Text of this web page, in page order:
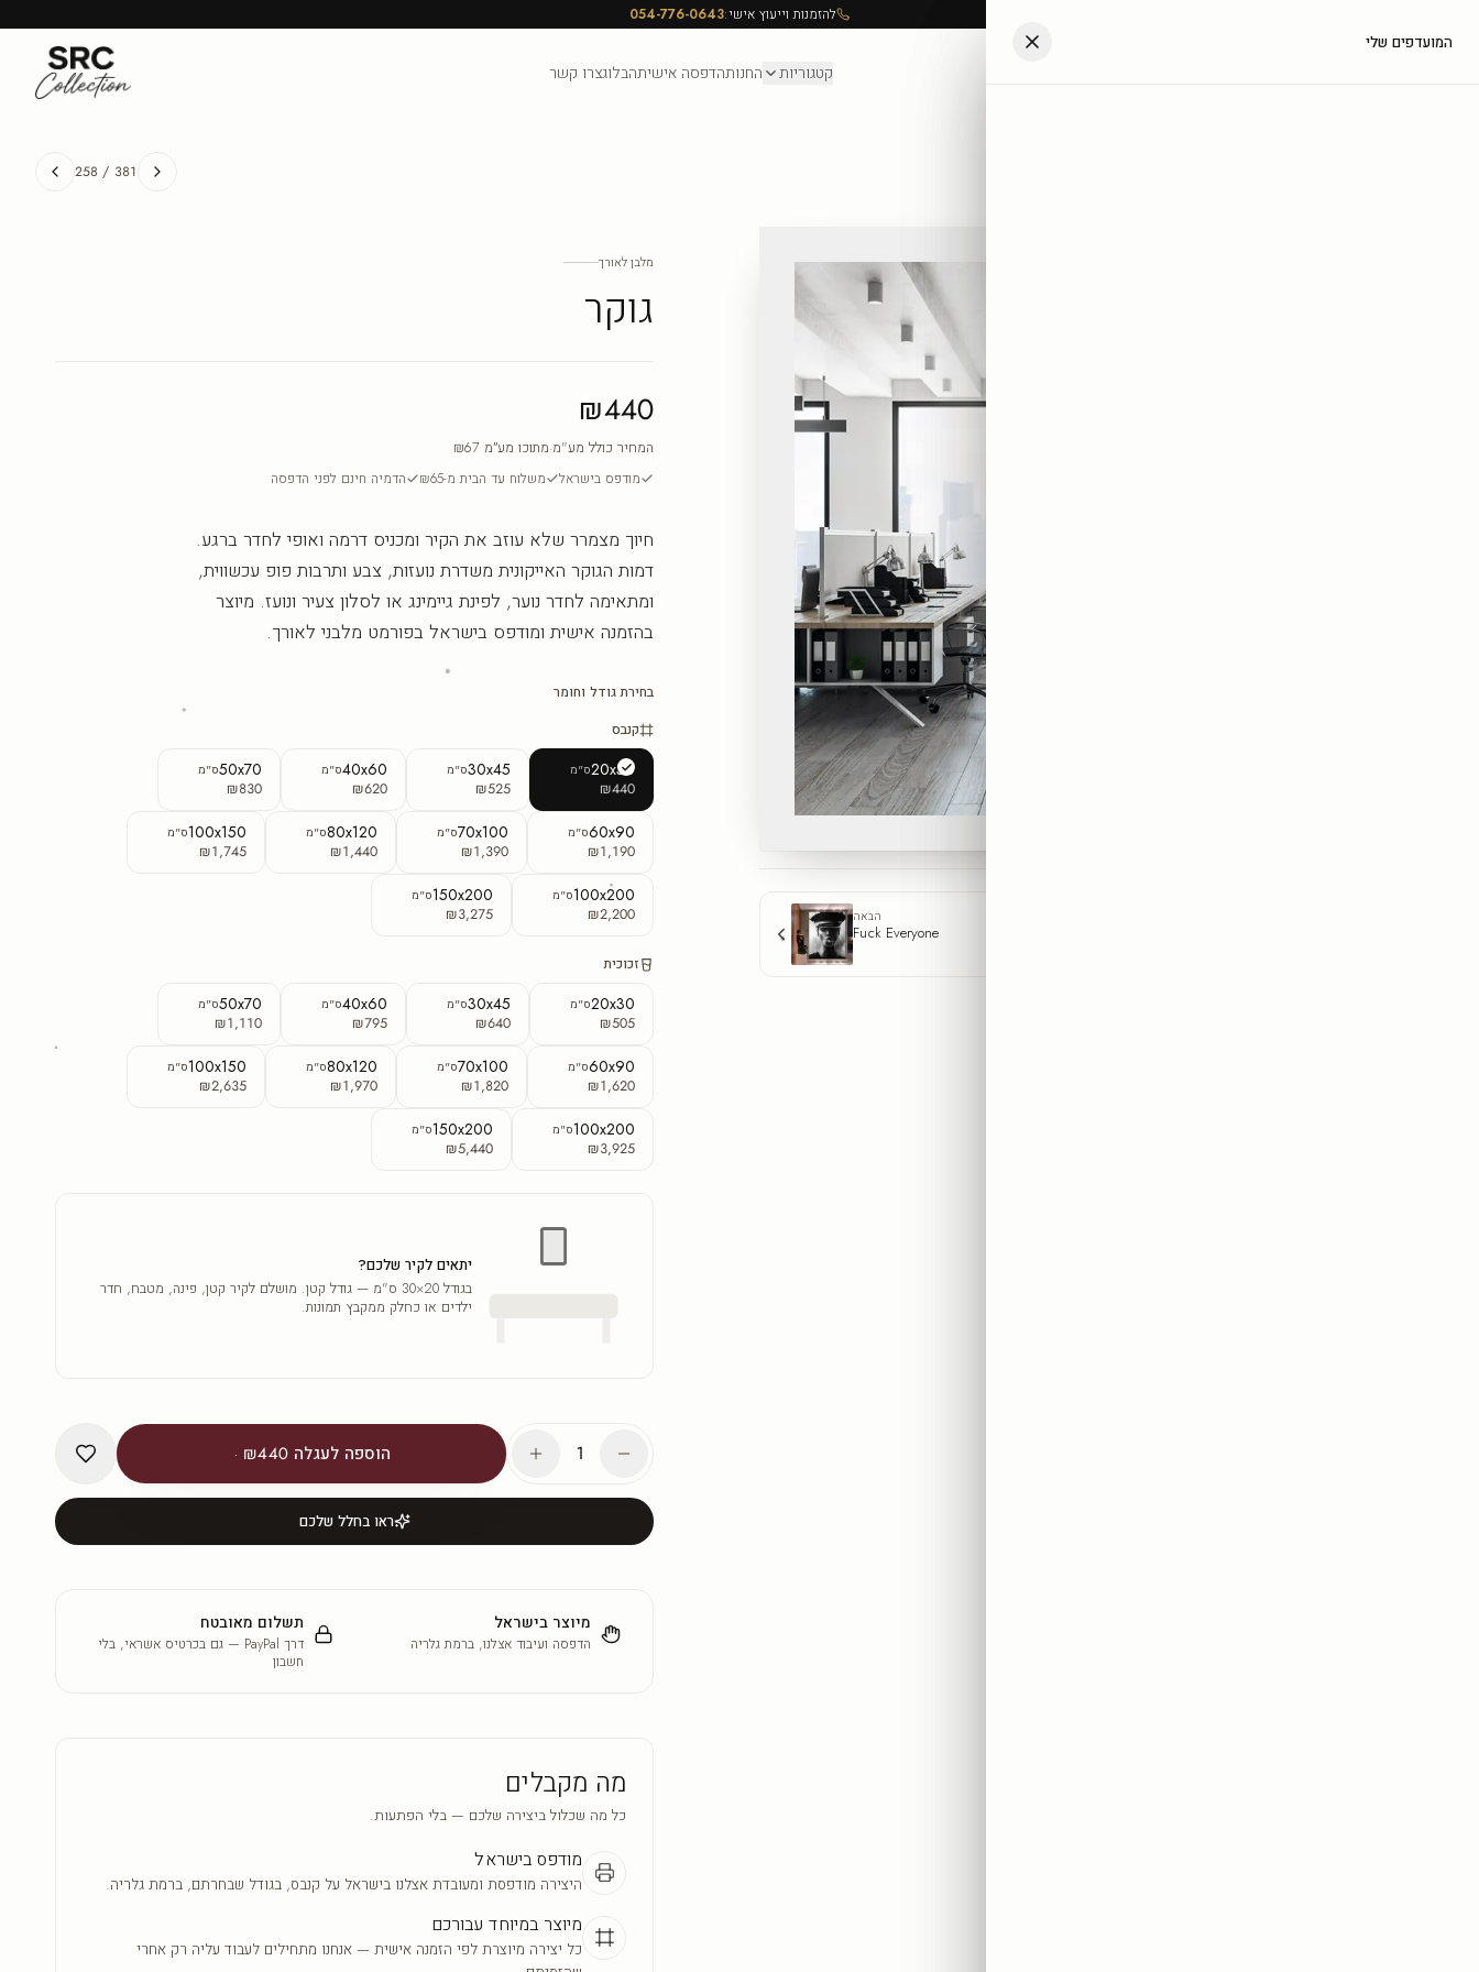
להזמנות וייעוץ אישי:054-776-0643
קטגוריות החנותהדפסה אישיתהבלוגצרו קשר
258 / 381
הבאה
Fuck Everyone
מלבן לאורך
גוקר
₪440
המחיר כולל מע"מ·מתוכו מע״מ ₪67
מודפס בישראל
משלוח עד הבית מ-₪65 הדמיה חינם לפני הדפסה
חיוך מצמרר שלא עוזב את הקיר ומכניס דרמה ואופי לחדר ברגע.
דמות הגוקר האייקונית משדרת נועזות, צבע ותרבות פופ עכשווית,
ומתאימה לחדר נוער, לפינת גיימינג או לסלון צעיר ונועז. מיוצר
בהזמנה אישית ומודפס בישראל בפורמט מלבני לאורך.
בחירת גודל וחומר
קנבס
20x30ס"מ
₪440
30x45ס"מ
₪525
40x60ס"מ
₪620
50x70ס"מ
₪830
60x90ס"מ
₪1,190
70x100ס"מ
₪1,390
80x120ס"מ
₪1,440
100x150ס"מ
₪1,745
100x200ס"מ
₪2,200
150x200ס"מ
₪3,275
זכוכית
20x30ס"מ
₪505
30x45ס"מ
₪640
40x60ס"מ
₪795
50x70ס"מ
₪1,110
60x90ס"מ
₪1,620
70x100ס"מ
₪1,820
80x120ס"מ
₪1,970
100x150ס"מ
₪2,635
100x200ס"מ
₪3,925
150x200ס"מ
₪5,440
יתאים לקיר שלכם?
בגודל 20×30 ס"מ — גודל קטן. מושלם לקיר קטן, פינה, מטבח, חדר
ילדים או כחלק ממקבץ תמונות.
1 הוספה לעגלה · ₪440
ראו בחלל שלכם
מיוצר בישראל
הדפסה ועיבוד אצלנו, ברמת גלריה
תשלום מאובטח
דרך PayPal — גם בכרטיס אשראי, בלי
חשבון
מה מקבלים
כל מה שכלול ביצירה שלכם — בלי הפתעות.
מודפס בישראל
היצירה מודפסת ומעובדת אצלנו בישראל על קנבס, בגודל שבחרתם, ברמת גלריה.
מיוצר במיוחד עבורכם
כל יצירה מיוצרת לפי הזמנה אישית — אנחנו מתחילים לעבוד עליה רק אחרי
העגלה שלך
המועדפים שלי